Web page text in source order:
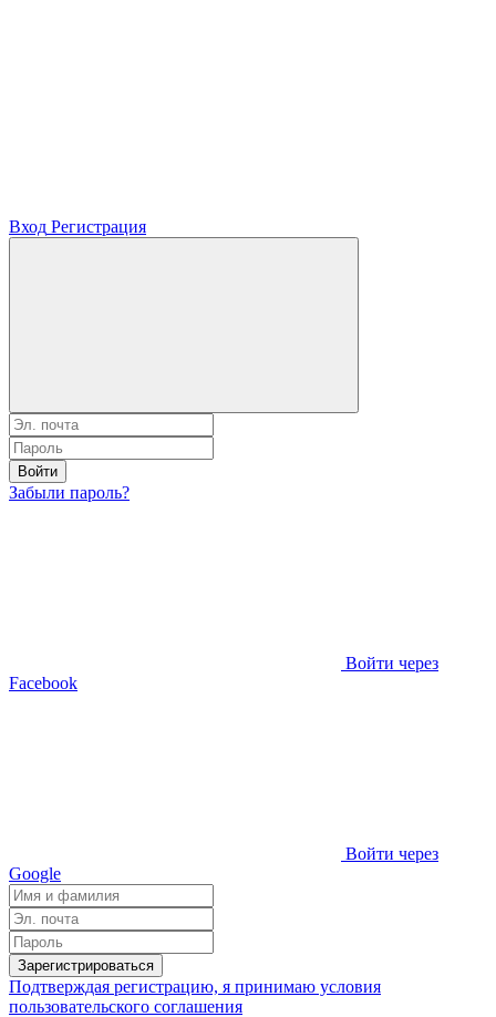
Вход Регистрация
Войти
Забыли пароль?
Войти через
Facebook
Войти через
Google
Зарегистрироваться
Подтверждая регистрацию, я принимаю условия
пользовательского соглашения